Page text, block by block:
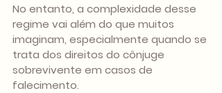
No entanto, a complexidade desse
regime vai além do que muitos
imaginam, especialmente quando se
trata dos direitos do cônjuge
sobrevivente em casos de
falecimento.